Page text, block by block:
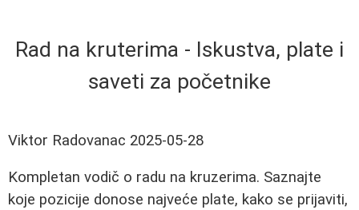
Rad na kruterima - Iskustva, plate i
saveti za početnike
Viktor Radovanac 2025-05-28
Kompletan vodič o radu na kruzerima. Saznajte
koje pozicije donose najveće plate, kako se prijaviti,